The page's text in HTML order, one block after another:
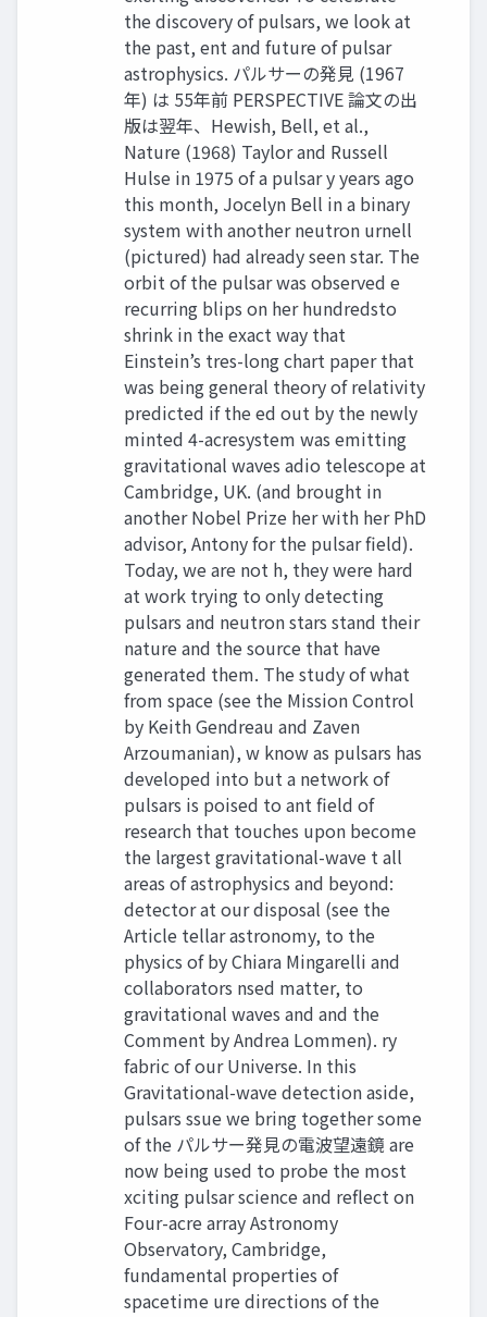
the discovery of pulsars, we look at
the past, ent and future of pulsar
astrophysics. パルサーの発見 (1967
年) は 55年前 PERSPECTIVE 論文の出
版は翌年、Hewish, Bell, et al.,
Nature (1968) Taylor and Russell
Hulse in 1975 of a pulsar y years ago
this month, Jocelyn Bell in a binary
system with another neutron urnell
(pictured) had already seen star. The
orbit of the pulsar was observed e
recurring blips on her hundredsto
shrink in the exact way that
Einstein’s tres-long chart paper that
was being general theory of relativity
predicted if the ed out by the newly
minted 4-acresystem was emitting
gravitational waves adio telescope at
Cambridge, UK. (and brought in
another Nobel Prize her with her PhD
advisor, Antony for the pulsar field).
Today, we are not h, they were hard
at work trying to only detecting
pulsars and neutron stars stand their
nature and the source that have
generated them. The study of what
from space (see the Mission Control
by Keith Gendreau and Zaven
Arzoumanian), w know as pulsars has
developed into but a network of
pulsars is poised to ant field of
research that touches upon become
the largest gravitational-wave t all
areas of astrophysics and beyond:
detector at our disposal (see the
Article tellar astronomy, to the
physics of by Chiara Mingarelli and
collaborators nsed matter, to
gravitational waves and and the
Comment by Andrea Lommen). ry
fabric of our Universe. In this
Gravitational-wave detection aside,
pulsars ssue we bring together some
of the パルサー発見の電波望遠鏡 are
now being used to probe the most
xciting pulsar science and reflect on
Four-acre array Astronomy
Observatory, Cambridge,
fundamental properties of
spacetime ure directions of the